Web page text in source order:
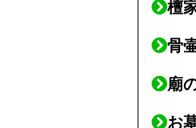
檀
骨
廟
お